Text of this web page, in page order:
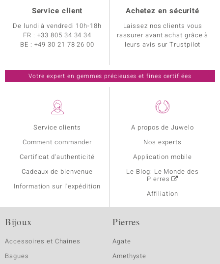
Service clients
Comment commander
Certificat d'authenticité
Cadeaux de bienvenue
Information sur l'expédition
A propos de Juwelo
Nos experts
Application mobile
Le Blog: Le Monde des
Pierres
Affiliation
Service client
De lundi à vendredi 10h-18h
FR : +33 805 34 34 34
BE : +49 30 21 78 26 00
Achetez en sécurité
Laissez nos clients vous
rassurer avant achat grâce à
leurs avis sur Trustpilot
Votre expert en gemmes précieuses et fines certifiées
Bijoux
Accessoires et Chaines
Bagues
Pierres
Agate
Amethyste